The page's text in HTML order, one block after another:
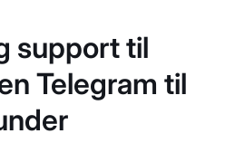
support til
Telegram til